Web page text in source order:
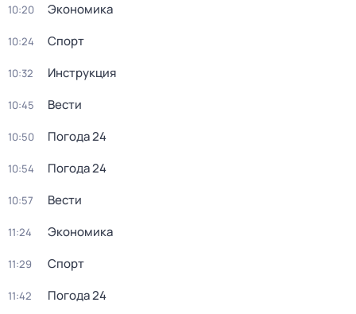
10:20 Экономика
10:24 Спорт
10:32 Инструкция
10:45 Вести
10:50 Погода 24
10:54 Погода 24
10:57 Вести
11:24 Экономика
11:29 Спорт
11:42 Погода 24